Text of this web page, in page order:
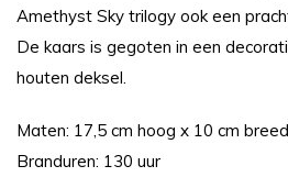
Amethyst Sky trilogy ook een
De kaars is gegoten in een
houten deksel.
Maten: 17,5 cm hoog x 10 cm breed
Branduren: 130 uur